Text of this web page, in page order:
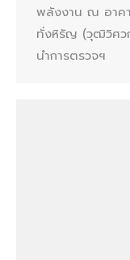
พลังงาน ณ อาค
ทั่งหิรัญ (วุฒิวิศว
นำการตรวจฯ